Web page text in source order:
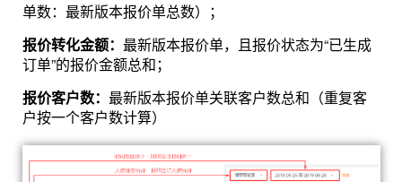
单数：最新版本报价单总数）；
报价转化金额： 最新版本报价单，且报价状态为“已生成
订单”的报价金额总和；
报价客户数： 最新版本报价单关联客户数总和（重复客
户按一个客户数计算）